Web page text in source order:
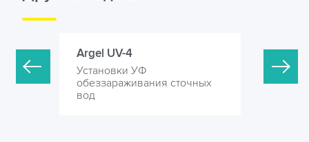
Argel UV-4
Установки УФ
обеззараживания сточных
вод
Argel